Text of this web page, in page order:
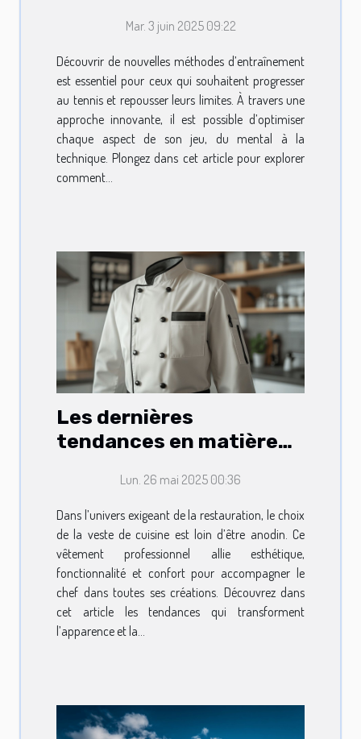
améliorer votre jeu au
tennis
Mar. 3 juin 2025 09:22
Découvrir de nouvelles méthodes d’entraînement
est essentiel pour ceux qui souhaitent progresser
au tennis et repousser leurs limites. À travers une
approche innovante, il est possible d’optimiser
chaque aspect de son jeu, du mental à la
technique. Plongez dans cet article pour explorer
comment...
Les dernières
tendances en matière
pour professionnels
Lun. 26 mai 2025 00:36
Dans l’univers exigeant de la restauration, le choix
de la veste de cuisine est loin d’être anodin. Ce
vêtement professionnel allie esthétique,
fonctionnalité et confort pour accompagner le
chef dans toutes ses créations. Découvrez dans
cet article les tendances qui transforment
l’apparence et la...